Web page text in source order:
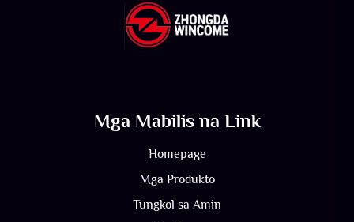
Mga Mabilis na Link
Homepage
Mga Produkto
Tungkol sa Amin